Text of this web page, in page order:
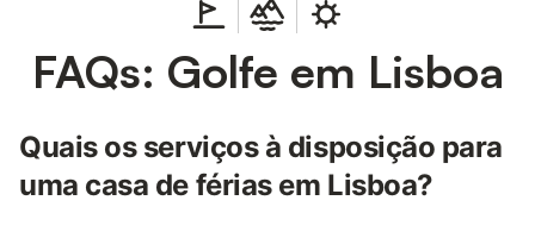
FAQs: Golfe em Lisboa
Quais os serviços à disposição para
uma casa de férias em Lisboa?